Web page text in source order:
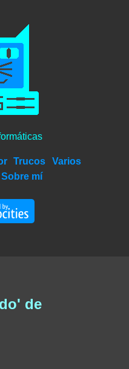
Trucos
Varios
Sobre mí
de